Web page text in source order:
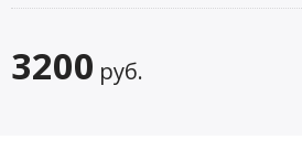
3200 руб.